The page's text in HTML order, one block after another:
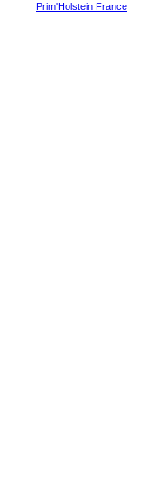
Prim'Holstein France